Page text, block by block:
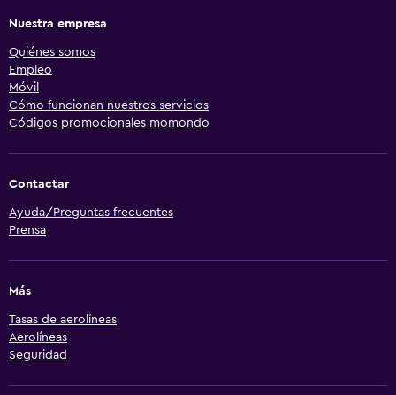
Nuestra empresa
Quiénes somos
Empleo
Móvil
Cómo funcionan nuestros servicios
Códigos promocionales momondo
Contactar
Ayuda/Preguntas frecuentes
Prensa
Más
Tasas de aerolíneas
Aerolíneas
Seguridad